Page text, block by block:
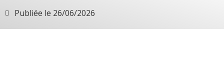
Publiée le 26/06/2026